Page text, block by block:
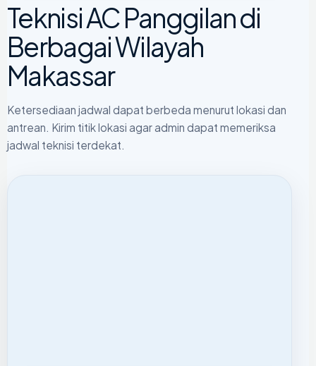
Teknisi AC Panggilan di
Berbagai Wilayah
Makassar
Ketersediaan jadwal dapat berbeda menurut lokasi dan
antrean. Kirim titik lokasi agar admin dapat memeriksa
jadwal teknisi terdekat.